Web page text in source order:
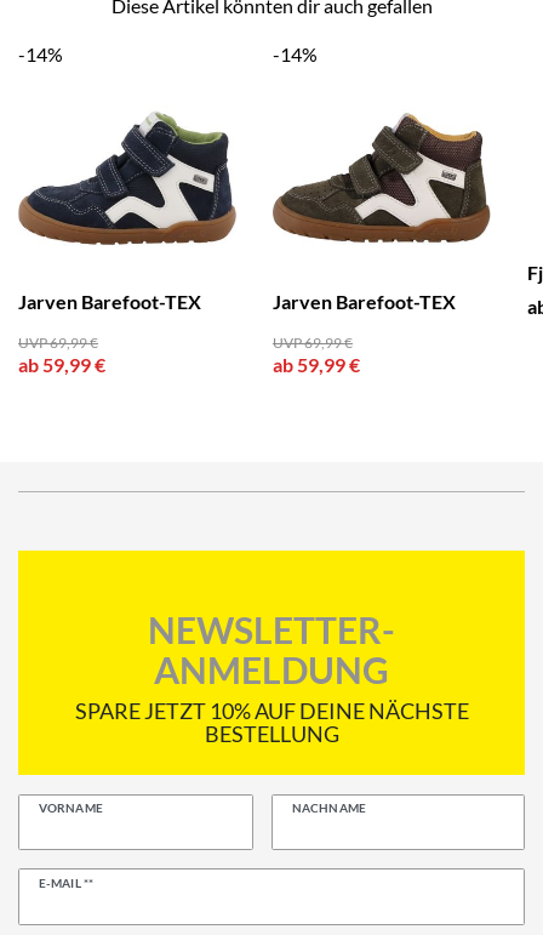
Diese Artikel könnten dir auch gefallen
-14%
Jarven Barefoot-TEX
UVP 69,99 €
ab 59,99 €
-14%
Jarven Barefoot-TEX
UVP 69,99 €
ab 59,99 €
NEWSLETTER-
ANMELDUNG
SPARE JETZT 10% AUF DEINE NÄCHSTE
BESTELLUNG
VORNAME NACHNAME
E-MAIL **
Newsletter